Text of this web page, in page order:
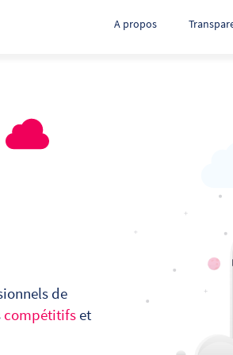
A propos
de
compétitifset